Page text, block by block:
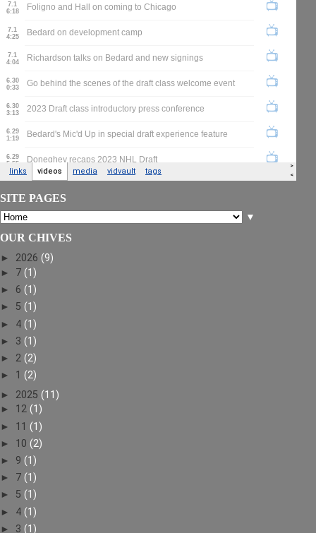
SITE PAGES
▼
OUR CHIVES
► 2026 (9)
► 7 (1)
► 6 (1)
► 5 (1)
► 4 (1)
► 3 (1)
► 2 (2)
► 1 (2)
► 2025 (11)
► 12 (1)
► 11 (1)
► 10 (2)
► 9 (1)
► 7 (1)
► 5 (1)
► 4 (1)
► 3 (1)